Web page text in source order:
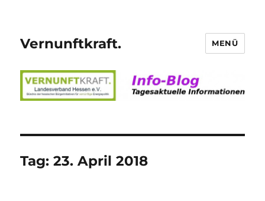
Vernunftkraft. MENÜ
Tag:23. April 2018